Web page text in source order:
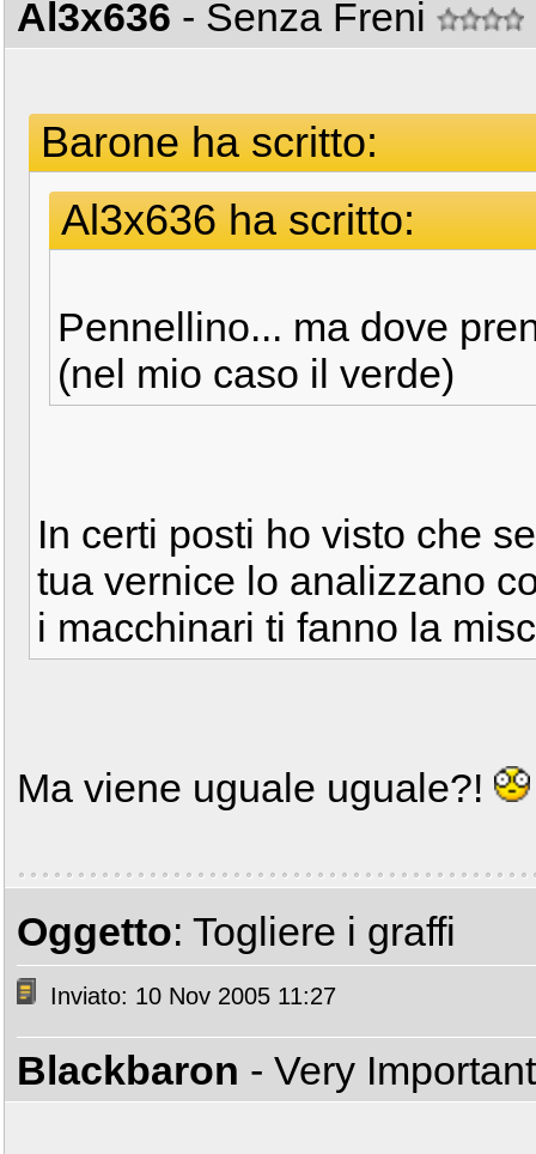
Al3x636 - Senza Freni
Barone ha scritto:
Al3x636 ha scritto:
Pennellino... ma dove
(nel mio caso il verde)
In certi posti ho visto che
tua vernice lo analizzano
i macchinari ti fanno la
Ma viene uguale uguale?!
Oggetto: Togliere i graffi
Inviato: 10 Nov 2005 11:27
Blackbaron - Very